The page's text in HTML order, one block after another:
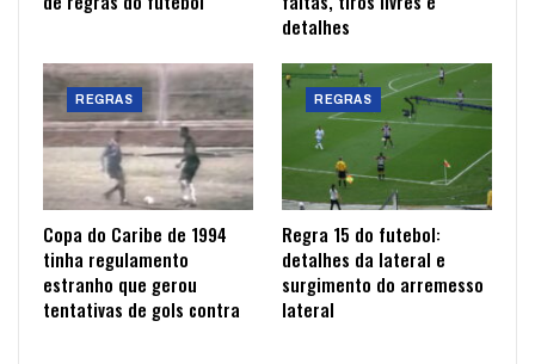
detalhes
REGRAS
Copa do Caribe de 1994
tinha regulamento
estranho que gerou
tentativas de gols contra
REGRAS
Regra 15 do futebol:
detalhes da lateral e
surgimento do arremesso
lateral